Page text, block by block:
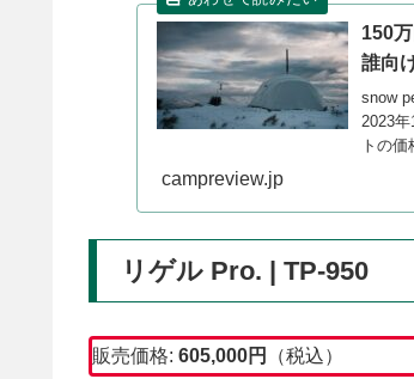
150
誰向
snow
2023
トの
campreview.jp
リゲル Pro. | TP-950
販売価格: 605,000円 （税込）